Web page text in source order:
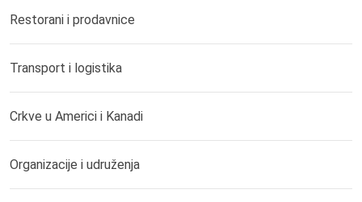
Restorani i prodavnice
Transport i logistika
Crkve u Americi i Kanadi
Organizacije i udruženja